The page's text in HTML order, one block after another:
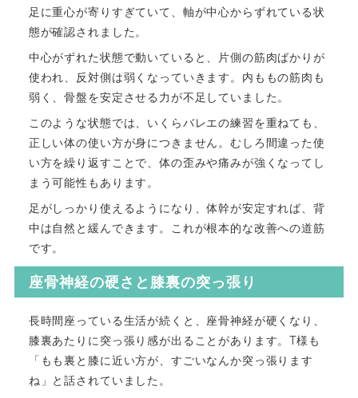
足に重心が寄りすぎていて、軸が中心からずれている状
態が確認されました。
中心がずれた状態で動いていると、片側の筋肉ばかりが
使われ、反対側は弱くなっていきます。内ももの筋肉も
弱く、骨盤を安定させる力が不足していました。
このような状態では、いくらバレエの練習を重ねても、
正しい体の使い方が身につきません。むしろ間違った使
い方を繰り返すことで、体の歪みや痛みが強くなってし
まう可能性もあります。
足がしっかり使えるようになり、体幹が安定すれば、背
中は自然と緩んできます。これが根本的な改善への道筋
です。
座骨神経の硬さと膝裏の突っ張り
長時間座っている生活が続くと、座骨神経が硬くなり、
膝裏あたりに突っ張り感が出ることがあります。T様も
「もも裏と膝に近い方が、すごいなんか突っ張ります
ね」と話されていました。